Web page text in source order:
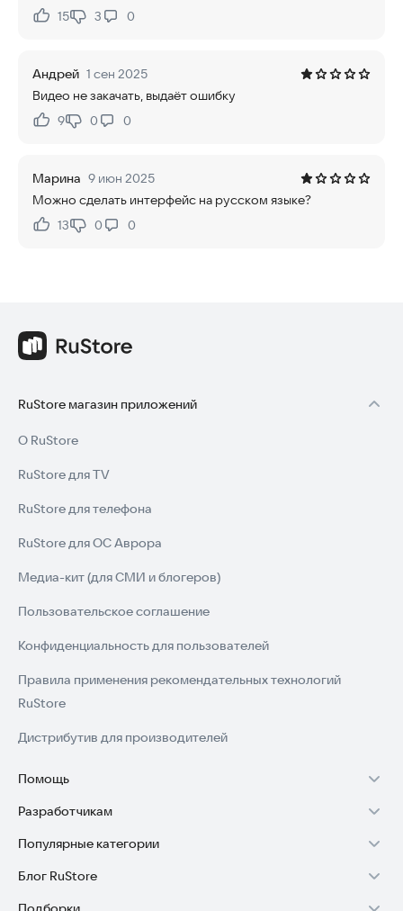
Нравится:
15Не нравится:
3 0
Андрей 1 сен 2025
Видео не закачать, выдаёт ошибку
Нравится:
9Не нравится:
0 0
Марина 9 июн 2025
Можно сделать интерфейс на русском языке?
Нравится:
13Не нравится:
0 0
RuStore магазин приложений
О RuStore
RuStore для TV
RuStore для телефона
RuStore для ОС Аврора
Медиа-кит (для СМИ и блогеров)
Пользовательское соглашение
Конфиденциальность для пользователей
Правила применения рекомендательных технологий
RuStore
Дистрибутив для производителей
Помощь
Установка RuStore на TV
Установка RuStore на телефон
Установка RuStore в машину
Разработчикам
Зарабатывать с RuStore
Стать разработчиком
Популярные категории
Игры для Android
Блог RuStore